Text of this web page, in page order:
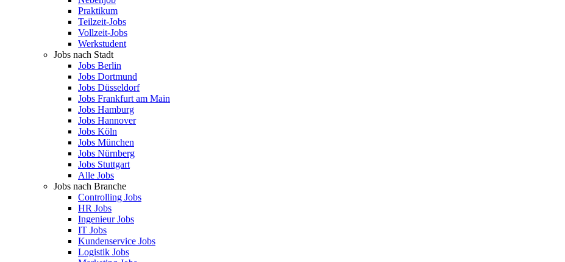
Praktikum
Teilzeit-Jobs
Vollzeit-Jobs
Werkstudent
Jobs nach Stadt
Jobs Berlin
Jobs Dortmund
Jobs Düsseldorf
Jobs Frankfurt am Main
Jobs Hamburg
Jobs Hannover
Jobs Köln
Jobs München
Jobs Nürnberg
Jobs Stuttgart
Alle Jobs
Jobs nach Branche
Controlling Jobs
HR Jobs
Ingenieur Jobs
IT Jobs
Kundenservice Jobs
Logistik Jobs